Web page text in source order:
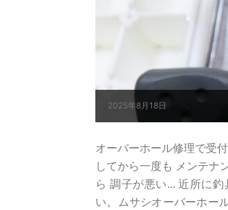
2025年8月18日
オーバーホール修理で受
してから一度も メンテナ
ら 調子が悪い... 近所に
い。ムサシオーバーホー